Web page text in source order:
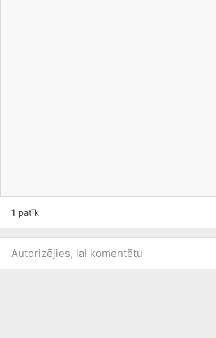
1 patīk
Autorizējies, lai komentētu